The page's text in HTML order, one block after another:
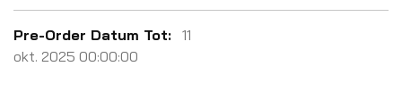
Meer
informatie
11
okt. 2025 00:00:00